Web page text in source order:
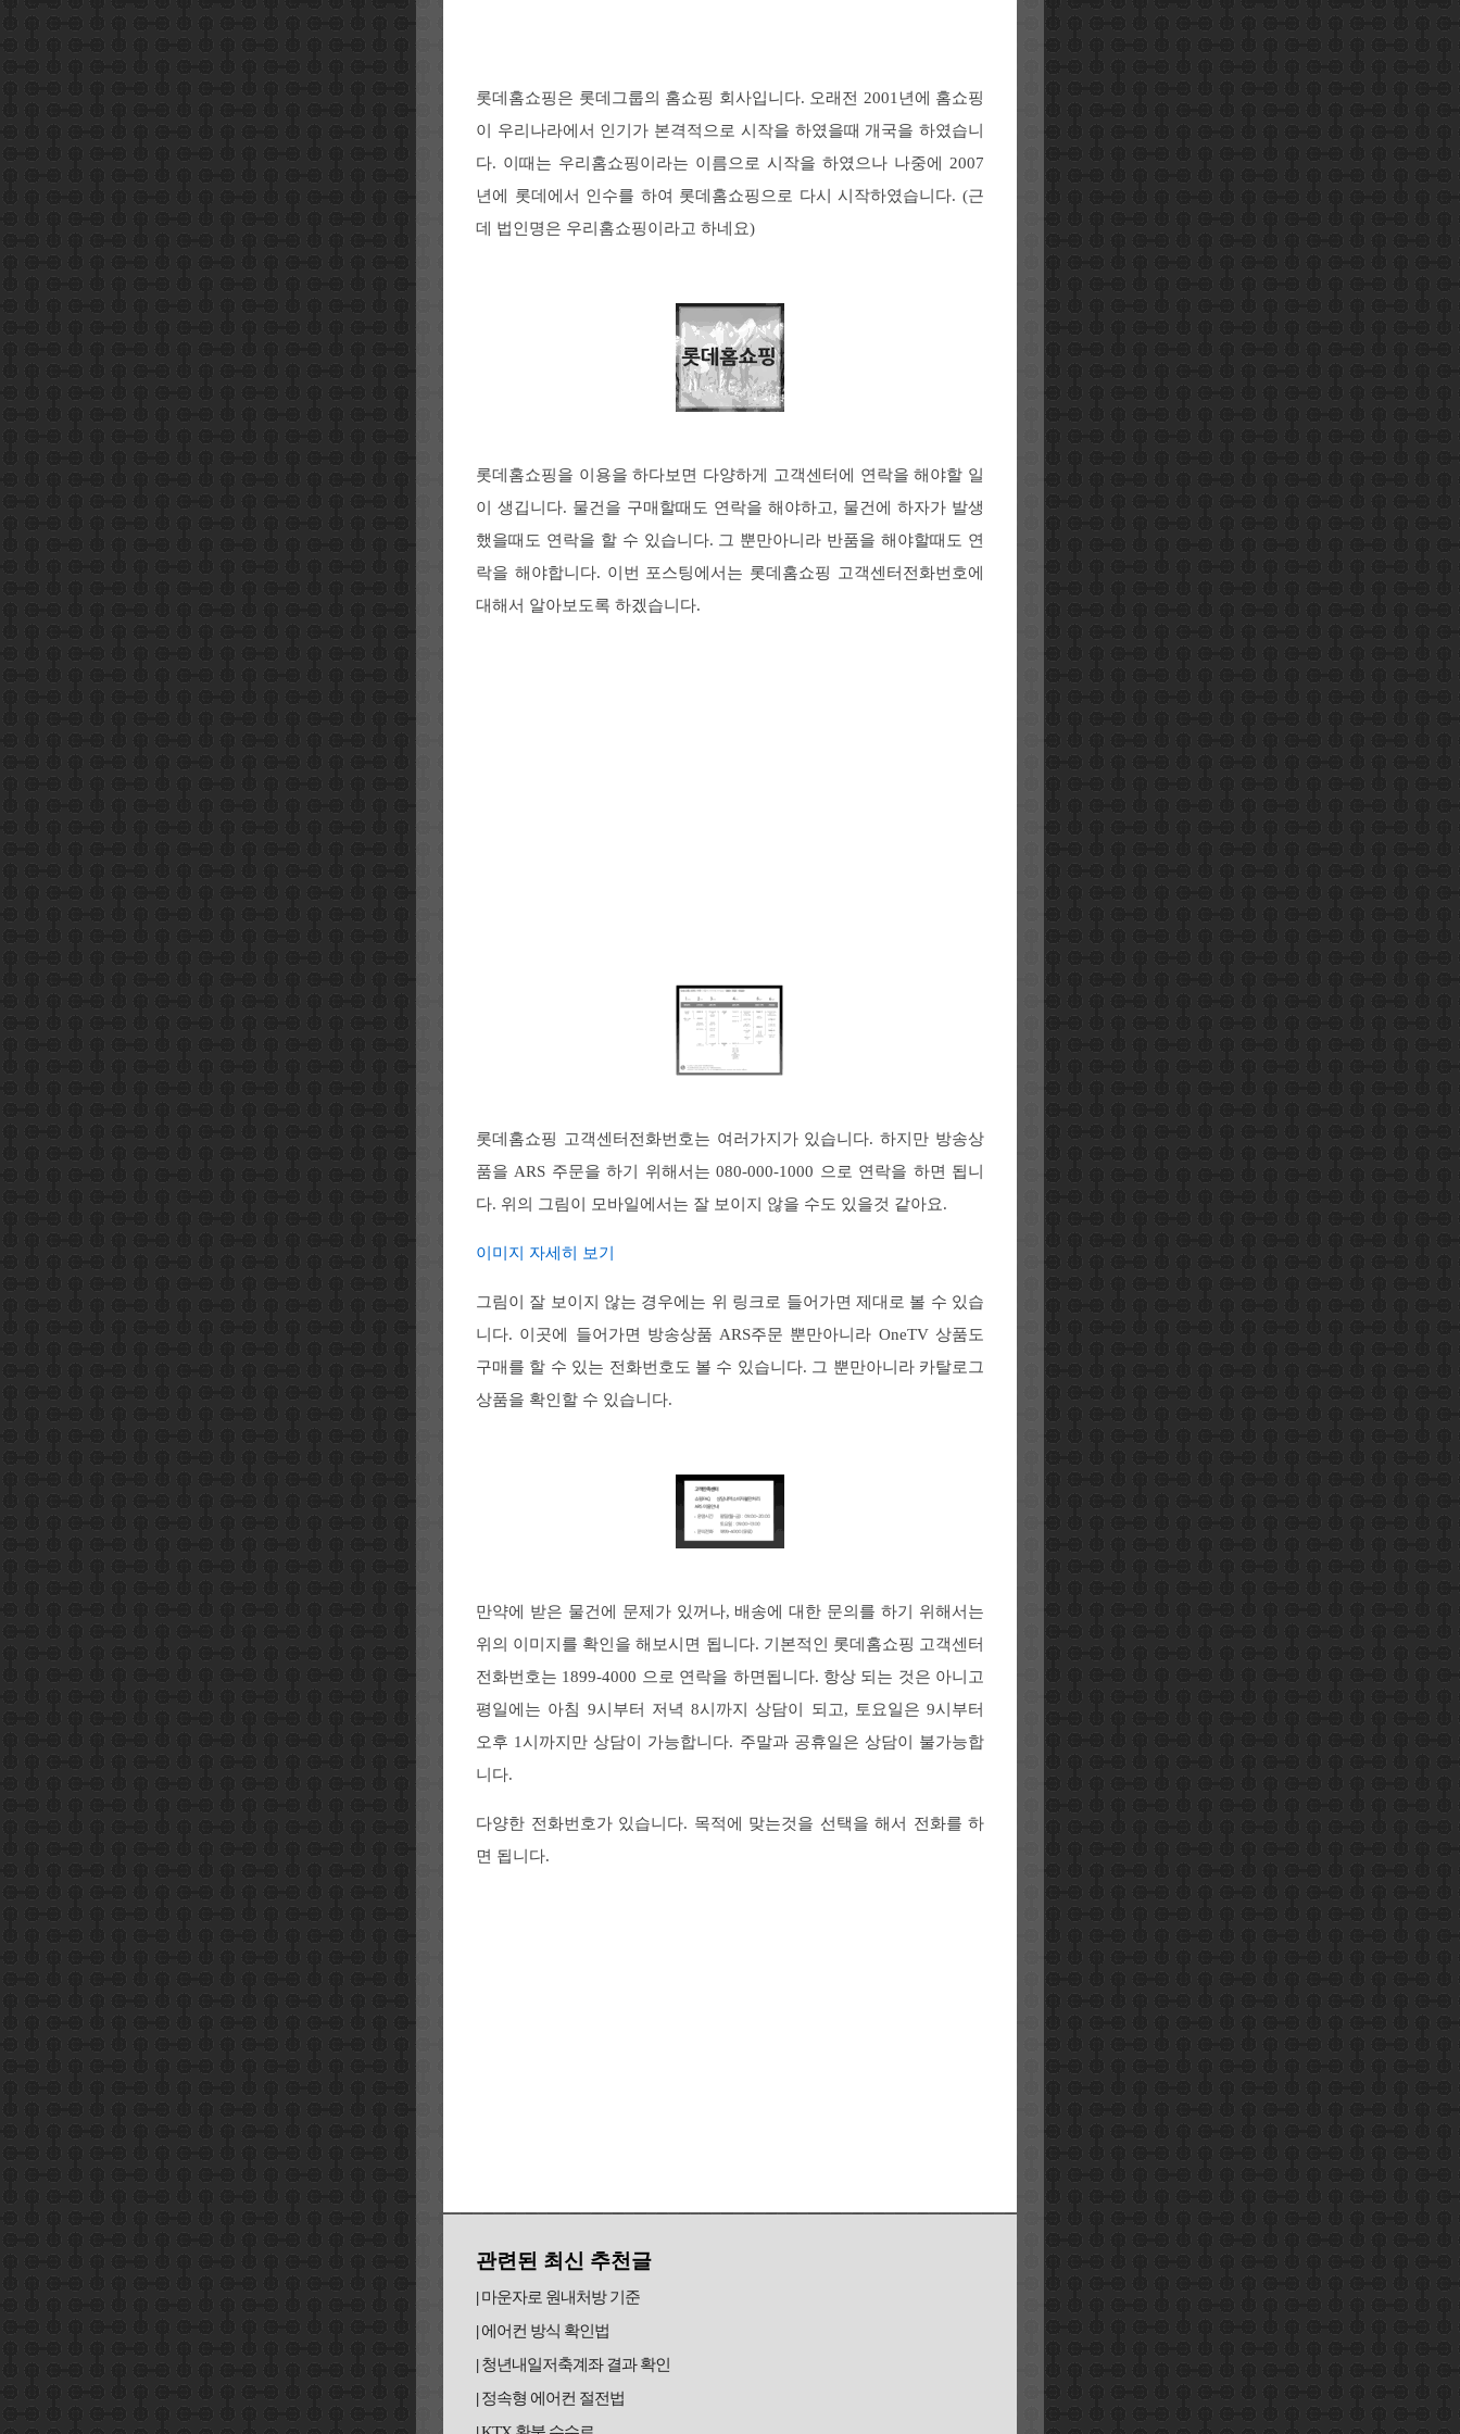
롯데홈쇼핑은 롯데그룹의 홈쇼핑 회사입니다. 오래전 2001년에 홈쇼핑
이 우리나라에서 인기가 본격적으로 시작을 하였을때 개국을 하였습니
다. 이때는 우리홈쇼핑이라는 이름으로 시작을 하였으나 나중에 2007
년에 롯데에서 인수를 하여 롯데홈쇼핑으로 다시 시작하였습니다. (근
데 법인명은 우리홈쇼핑이라고 하네요)
롯데홈쇼핑을 이용을 하다보면 다양하게 고객센터에 연락을 해야할 일
이 생깁니다. 물건을 구매할때도 연락을 해야하고, 물건에 하자가 발생
했을때도 연락을 할 수 있습니다. 그 뿐만아니라 반품을 해야할때도 연
락을 해야합니다. 이번 포스팅에서는 롯데홈쇼핑 고객센터전화번호에
대해서 알아보도록 하겠습니다.
롯데홈쇼핑 고객센터전화번호는 여러가지가 있습니다. 하지만 방송상
품을 ARS 주문을 하기 위해서는 080-000-1000 으로 연락을 하면 됩니
다. 위의 그림이 모바일에서는 잘 보이지 않을 수도 있을것 같아요.
이미지 자세히 보기
그림이 잘 보이지 않는 경우에는 위 링크로 들어가면 제대로 볼 수 있습
니다. 이곳에 들어가면 방송상품 ARS주문 뿐만아니라 OneTV 상품도
구매를 할 수 있는 전화번호도 볼 수 있습니다. 그 뿐만아니라 카탈로그
상품을 확인할 수 있습니다.
만약에 받은 물건에 문제가 있꺼나, 배송에 대한 문의를 하기 위해서는
위의 이미지를 확인을 해보시면 됩니다. 기본적인 롯데홈쇼핑 고객센터
전화번호는 1899-4000 으로 연락을 하면됩니다. 항상 되는 것은 아니고
평일에는 아침 9시부터 저녁 8시까지 상담이 되고, 토요일은 9시부터
오후 1시까지만 상담이 가능합니다. 주말과 공휴일은 상담이 불가능합
니다.
다양한 전화번호가 있습니다. 목적에 맞는것을 선택을 해서 전화를 하
면 됩니다.
관련된 최신 추천글
마운자로 원내처방 기준
에어컨 방식 확인법
청년내일저축계좌 결과 확인
정속형 에어컨 절전법